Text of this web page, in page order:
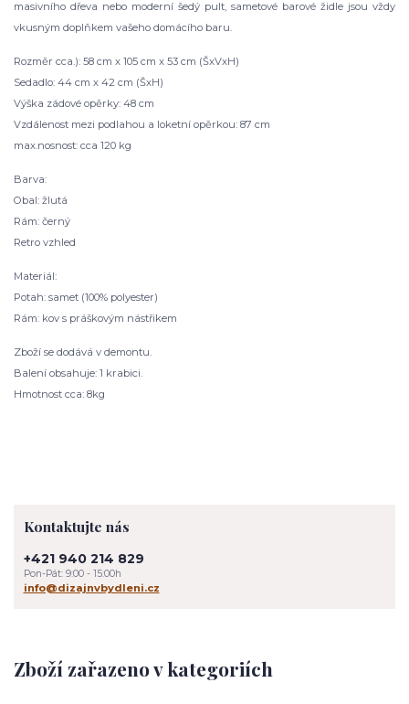
masivního dřeva nebo moderní šedý pult, sametové barové židle jsou vždy
vkusným doplňkem vašeho domácího baru.
Rozměr cca.): 58 cm x 105 cm x 53 cm (ŠxVxH)
Sedadlo: 44 cm x 42 cm (ŠxH)
Výška zádové opěrky: 48 cm
Vzdálenost mezi podlahou a loketní opěrkou: 87 cm
max.nosnost: cca 120 kg
Barva:
Obal: žlutá
Rám: černý
Retro vzhled
Materiál:
Potah: samet (100% polyester)
Rám: kov s práškovým nástřikem
Zboží se dodává v demontu.
Balení obsahuje: 1 krabici.
Hmotnost cca: 8kg
Zboží zařazeno v kategoriích
Kontaktujte nás
+421 940 214 829
Pon-Pát: 9:00 - 15:00h
info@dizajnvbydleni.cz